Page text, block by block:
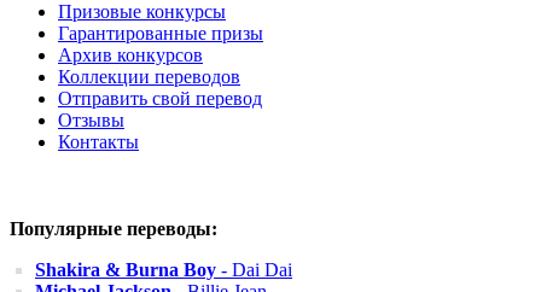
Призовые конкурсы
Гарантированные призы
Архив конкурсов
Коллекции переводов
Отправить свой перевод
Отзывы
Контакты
Популярные переводы:
Shakira & Burna Boy - Dai Dai